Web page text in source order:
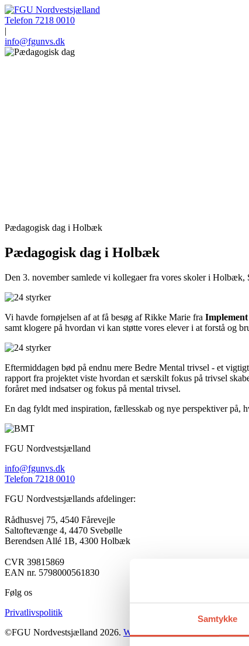
Samtykke
Telefon 7218 0010
|
info@fgunvs.dk
Pædagogisk dag i Holbæk
Pædagogisk dag i Holbæk
Den 3. november samlede vi kollegaer fra vores skoler i
Vi havde fornøjelsen af at få besøg af Rikke Marie fra
samt klogere på hvordan vi kan støtte vores elever i at forstå og
Eftermiddagen bød på endnu mere Bedre Mental trivsel - et
rapport fra projektet viste hvordan et særskilt fokus på trivsel
foråret med indsatser og fokus på mental trivsel.
En dag fyldt med inspiration, fællesskab og nye perspektiver på,
FGU Nordvestsjælland
info@fgunvs.dk
Telefon 7218 0010
FGU Nordvestsjællands afdelinger:
Rådhusvej 75, 4540 Fårevejle
Saltoftevænge 4, 4470 Svebølle
Berendsen Allé 1B, 4300 Holbæk
CVR 39815869
EAN nr. 5798000561830
Følg os
Privatlivspolitik
©FGU Nordvestsjælland 2026. Webdesign: nisted-bruun.dk